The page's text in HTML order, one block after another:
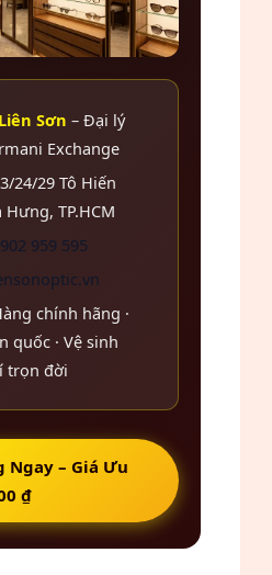
Sơn – Đại lý
Exchange
24/29 Tô Hiến
Hưng, TP.HCM
959 595
chính hãng ·
quốc · Vệ sinh
trọn đời
Ngay – Giá Ưu
₫